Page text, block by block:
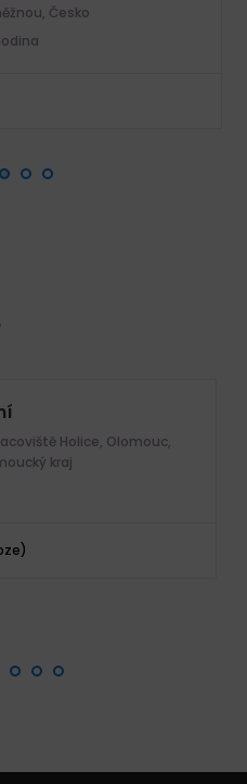
Česko
Holice, Olomouc,
kraj